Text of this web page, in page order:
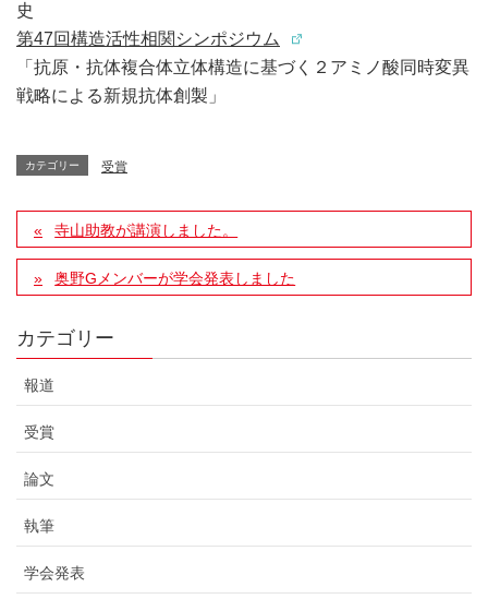
史
第47回構造活性相関シンポジウム
「抗原・抗体複合体立体構造に基づく２アミノ酸同時変異
戦略による新規抗体創製」
カテゴリー 受賞
寺山助教が講演しました。
奥野Gメンバーが学会発表しました
カテゴリー
報道
受賞
論文
執筆
学会発表